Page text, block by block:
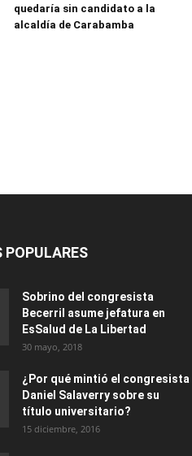
quedaría sin candidato a la
alcaldía de Carabamba
POPULARES
Sobrino del congresista
Becerril asume jefatura en
EsSalud de La Libertad
30 mayo, 2018
¿Por qué mintió el congresista
Daniel Salaverry sobre su
título universitario?
15 diciembre, 2016